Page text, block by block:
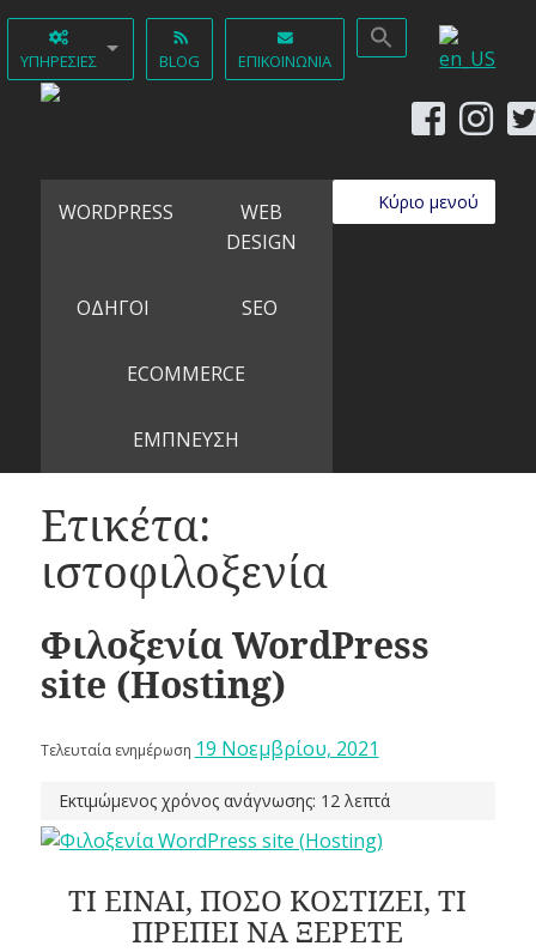
ΥΠΗΡΕΣΊΕΣ BLOG ΕΠΙΚΟΙΝΩΝΊΑ
Κύριο μενού
WORDPRESS
WEB
DESIGN
ΟΔΗΓΟΙ SEO
ECOMMERCE
ΕΜΠΝΕΥΣΗ
Ετικέτα:
ιστοφιλοξενία
Φιλοξενία WordPress
site (Hosting)
Τελευταία ενημέρωση 19 Νοεμβρίου, 2021
Εκτιμώμενος χρόνος ανάγνωσης: 12 λεπτά
ΤΙ ΕΙΝΑΙ, ΠΟΣΟ ΚΟΣΤΙΖΕΙ, ΤΙ
ΠΡΕΠΕΙ ΝΑ ΞΕΡΕΤΕ